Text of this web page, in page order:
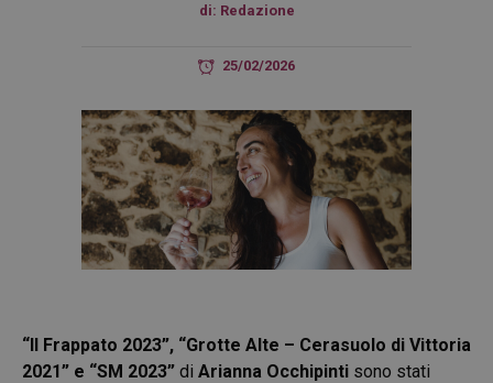
di: Redazione
25/02/2026
“Il Frappato 2023”, “Grotte Alte – Cerasuolo di Vittoria
2021” e “SM 2023” di Arianna Occhipinti sono stati